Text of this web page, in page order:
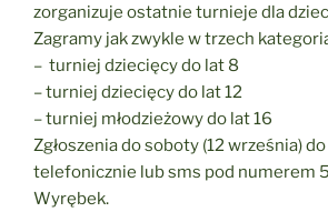
zorganizuje ostatnie turnieje dla
Zagramy jak zwykle w trzech
– turniej dziecięcy do lat 8
– turniej dziecięcy do lat 12
– turniej młodzieżowy do lat 16
Zgłoszenia do soboty (12 września)
telefonicznie lub sms pod numerem
Wyrębek.